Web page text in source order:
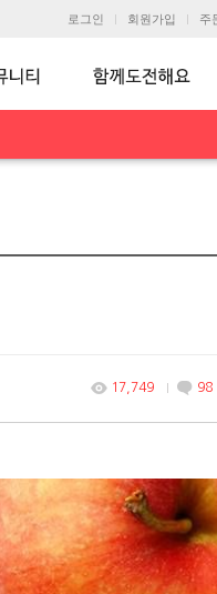
로그인 회원가입 주
17,749 98